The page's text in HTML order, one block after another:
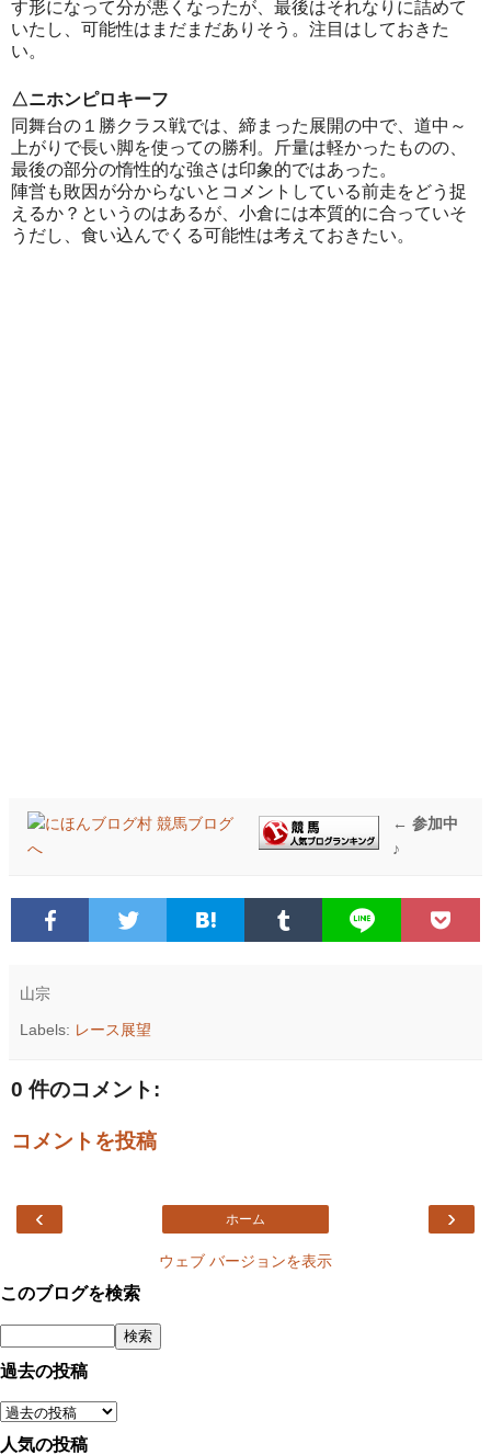
す形になって分が悪くなったが、最後はそれなりに詰めて
いたし、可能性はまだまだありそう。注目はしておきた
い。
△ニホンピロキーフ
同舞台の１勝クラス戦では、締まった展開の中で、道中～
上がりで長い脚を使っての勝利。斤量は軽かったものの、
最後の部分の惰性的な強さは印象的ではあった。
陣営も敗因が分からないとコメントしている前走をどう捉
えるか？というのはあるが、小倉には本質的に合っていそ
うだし、食い込んでくる可能性は考えておきたい。
← 参加中
♪
山宗
Labels: レース展望
0 件のコメント:
コメントを投稿
‹ ›
ホーム
ウェブ バージョンを表示
このブログを検索
過去の投稿
人気の投稿